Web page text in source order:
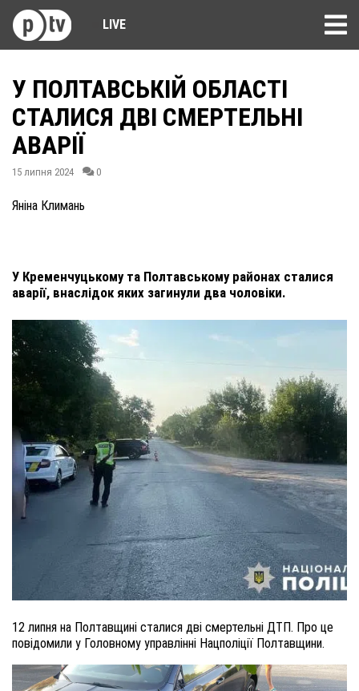
LIVE
У ПОЛТАВСЬКІЙ ОБЛАСТІ
СТАЛИСЯ ДВІ СМЕРТЕЛЬНІ
АВАРІЇ
15 липня 2024 0
Яніна Климань
У Кременчуцькому та Полтавському районах сталися
аварії, внаслідок яких загинули два чоловіки.
12 липня на Полтавщині сталися дві смертельні ДТП. Про це
повідомили у Головному управлінні Нацполіції Полтавщини.